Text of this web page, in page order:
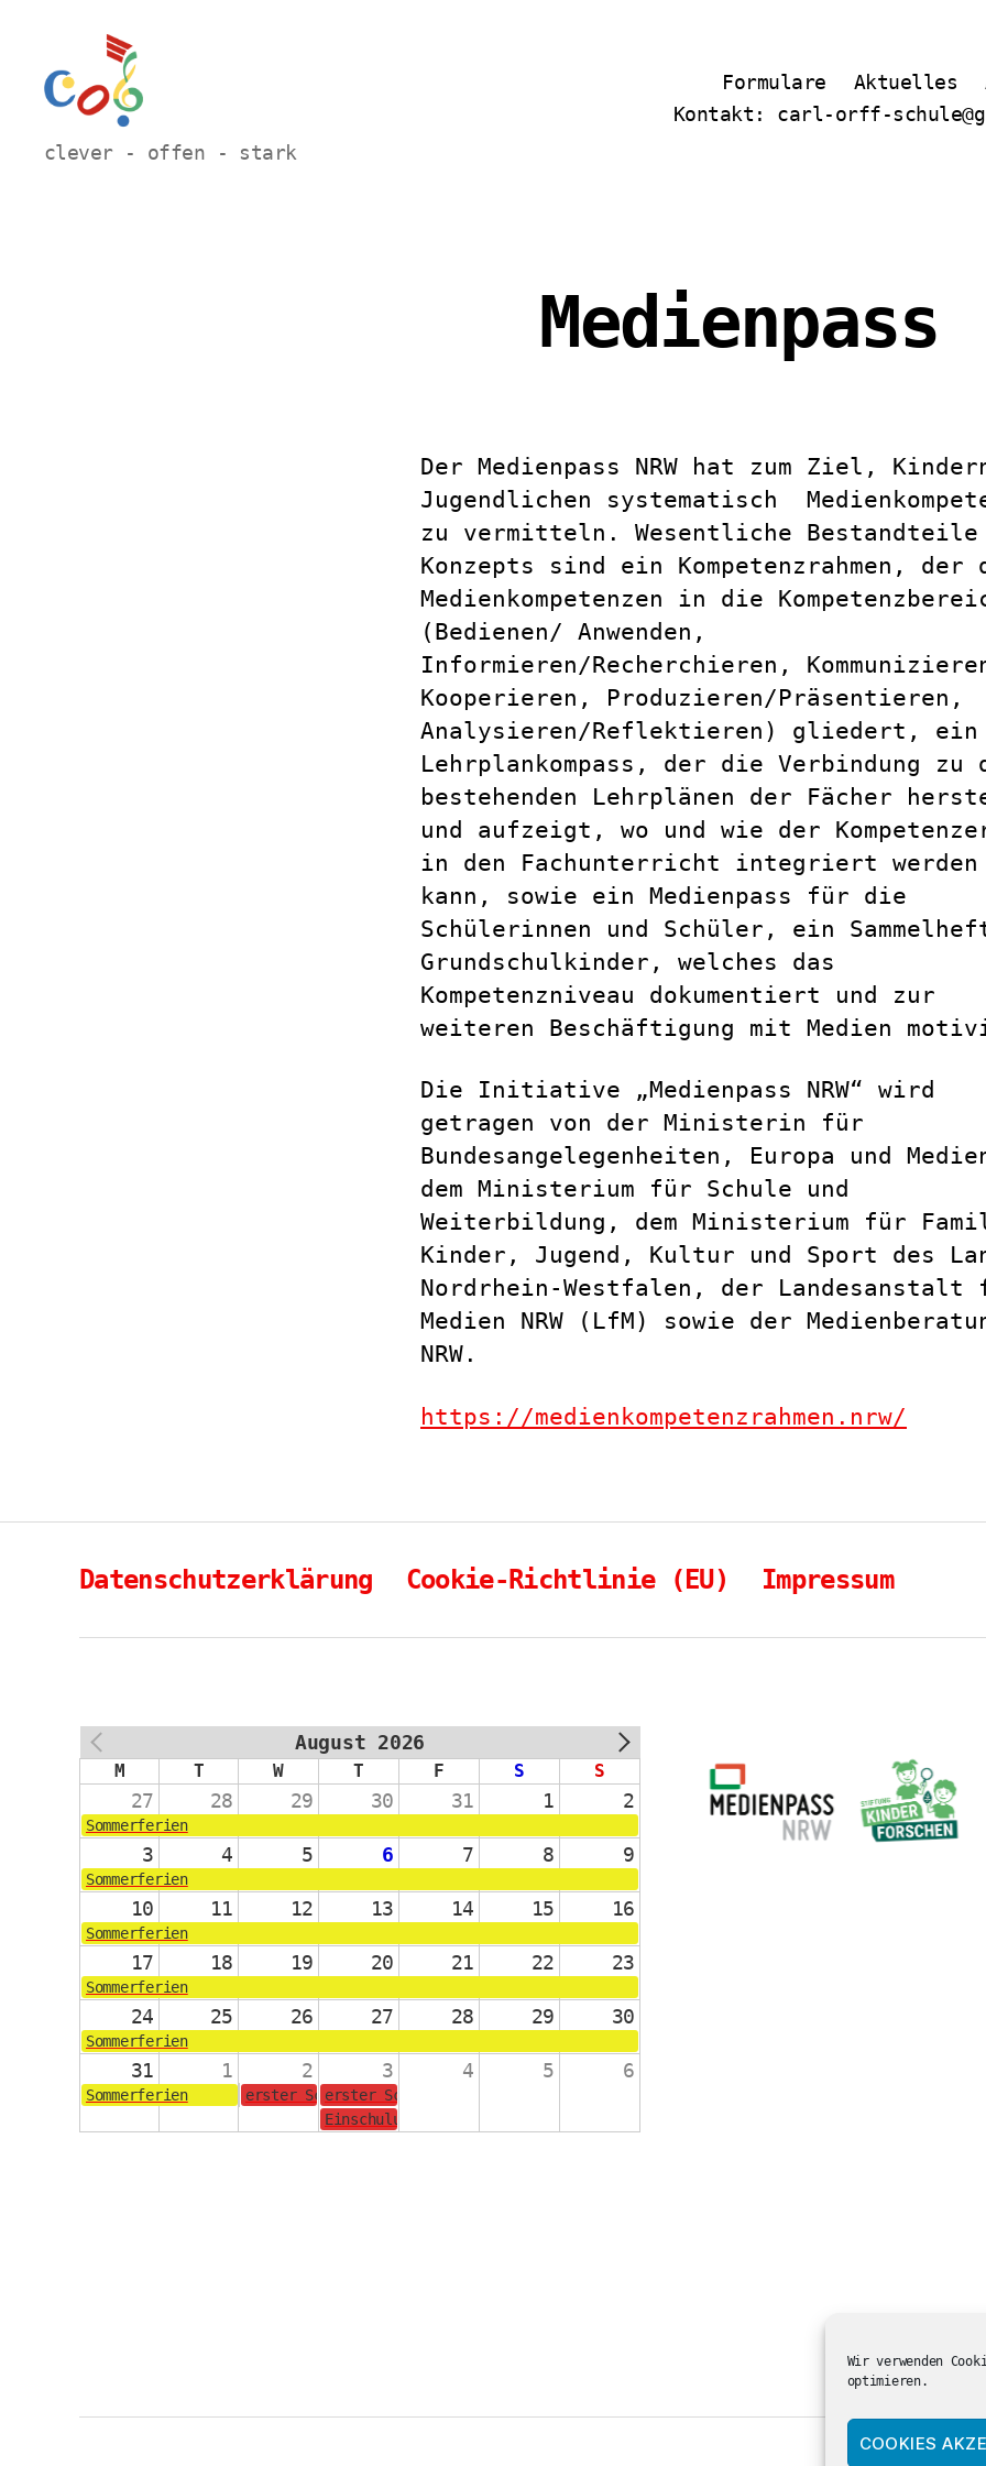
Wir verwenden
optimieren.
COOKIES
Carl-
Orff
clever - offen - stark
Formulare Aktuelles
Kontakt: carl-orff-
Medienpass
Der Medienpass NRW hat zum Ziel,
Jugendlichen systematisch
zu vermitteln. Wesentliche Bestandteile
Konzepts sind ein Kompetenzrahmen, der
Medienkompetenzen in die
(Bedienen/ Anwenden,
Informieren/Recherchieren,
Kooperieren, Produzieren/Präsentieren,
Analysieren/Reflektieren) gliedert, ein
Lehrplankompass, der die Verbindung zu
bestehenden Lehrplänen der Fächer
und aufzeigt, wo und wie der
in den Fachunterricht integriert werden
kann, sowie ein Medienpass für die
Schülerinnen und Schüler, ein
Grundschulkinder, welches das
Kompetenzniveau dokumentiert und zur
weiteren Beschäftigung mit Medien
Die Initiative „Medienpass NRW“ wird
getragen von der Ministerin für
Bundesangelegenheiten, Europa und
dem Ministerium für Schule und
Weiterbildung, dem Ministerium für
Kinder, Jugend, Kultur und Sport des
Nordrhein-Westfalen, der Landesanstalt
Medien NRW (LfM) sowie der
NRW.
https://medienkompetenzrahmen.nrw/
Datenschutzerklärung Cookie-Richtlinie (EU) Impressum
August 2026
M T W T F S S
27 28 29 30 31 1 2
Sommerferien
3 4 5 6 7 8 9
Sommerferien
10 11 12 13 14 15 16
Sommerferien
17 18 19 20 21 22 23
Sommerferien
24 25 26 27 28 29 30
Sommerferien
31 1 2 3 4 5 6
Sommerferien erster Schultag für die Jahrgänge 2-4
erster Schultag für die Schulanfänger:innen
Einschulungsgottesdienst in der ev. Kirche